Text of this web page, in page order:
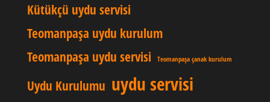
Kütükçü uydu servisi
Teomanpaşa uydu kurulum
Teomanpaşa uydu servisi
Teomanpaşa çanak kurulum
Uydu Kurulumu uydu servisi